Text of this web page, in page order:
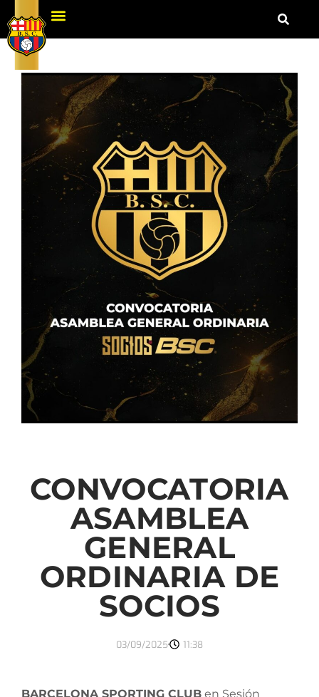
CONVOCATORIA
ASAMBLEA
GENERAL
ORDINARIA DE
SOCIOS
03/09/2025 11:38
BARCELONA SPORTING CLUB en Sesión